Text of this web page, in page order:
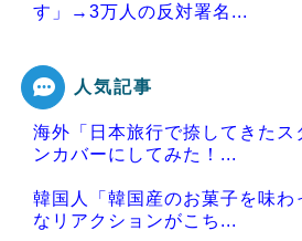
す」→3万人の反対署名...
Powered by livedoor 相互RSS
人気記事
海外「日本旅行で捺してきたス
ンカバーにしてみた！...
韓国人「韓国産のお菓子を味わ
なリアクションがこち...